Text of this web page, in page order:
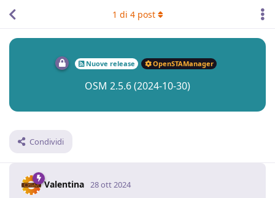
Nuove release OpenSTAManager
OSM 2.5.6 (2024-10-30)
Condividi
1 di 4post
Valentina 28 ott 2024